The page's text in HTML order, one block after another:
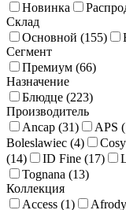
Новинка
Склад
Основной (155)
Сегмент
Премиум (66)
Назначение
Блюдце (223)
Производитель
Ancap (31) APS (
Boleslawiec (4)
(14) ID Fine (17)
Tognana (13)
Коллекция
Access (1)